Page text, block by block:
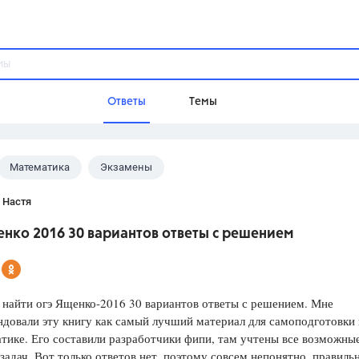
Ответы Темы
Учебники
Разумовская М.М., Габриелян
Математика Экзамены
2016 30 вариантов ответы с решением
огэ Ященко-2016 30 вариантов ответы с решением. Мне
эту книгу как самый лучший материал для самоподготовки
Его составили разработчики фипи, там учтены все
Вот только ответов нет, поэтому совсем непонятно,